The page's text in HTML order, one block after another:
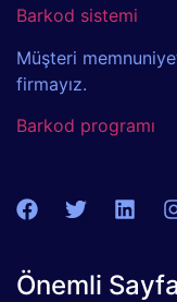
Barkod sistemi
Müşteri
firmayız.
Barkod programı
Önemli